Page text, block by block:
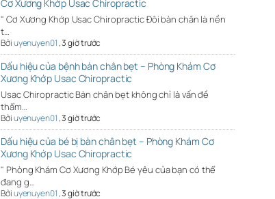
Cơ Xương Khớp Usac Chiropractic
" Cơ Xương Khớp Usac Chiropractic Đôi bàn chân là nền
t…
Bởiuyenuyen01,3 giờ trước
Dấu hiệu của bệnh bàn chân bẹt – Phòng Khám Cơ
Xương Khớp Usac Chiropractic
Usac Chiropractic Bàn chân bẹt không chỉ là vấn đề
thẩm…
Bởiuyenuyen01,3 giờ trước
Dấu hiệu của bé bị bàn chân bẹt – Phòng Khám Cơ
Xương Khớp Usac Chiropractic
" Phòng Khám Cơ Xương Khớp Bé yêu của bạn có thể
đang g…
Bởiuyenuyen01,3 giờ trước